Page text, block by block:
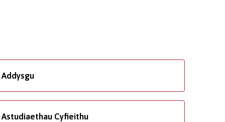
Addysgu
Astudiaethau Cyfieithu